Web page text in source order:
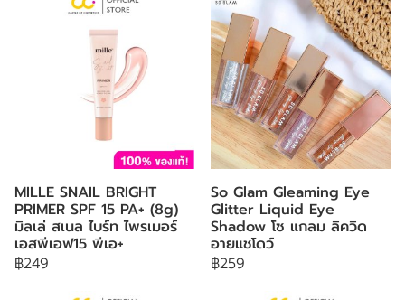
MILLE SNAIL BRIGHT
PRIMER SPF 15 PA+ (8g)
มิลเล่ สเนล ไบร์ท ไพรเมอร์
เอสพีเอฟ15 พีเอ+
฿249
So Glam Gleaming Eye
Glitter Liquid Eye
Shadow โซ แกลม ลิควิด
อายแชโดว์
฿259